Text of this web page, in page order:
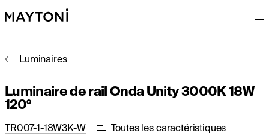
Luminaires
Luminaire de rail Onda Unity 3000K 18W
120°
TR007-1-18W3K-W Toutes les caractéristiques